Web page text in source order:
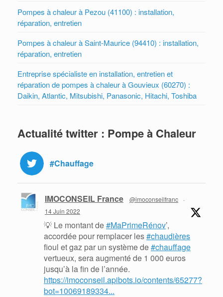
Pompes à chaleur à Pezou (41100) : installation,
réparation, entretien
Pompes à chaleur à Saint-Maurice (94410) : installation,
réparation, entretien
Entreprise spécialiste en installation, entretien et
réparation de pompes à chaleur à Gouvieux (60270) :
Daikin, Atlantic, Mitsubishi, Panasonic, Hitachi, Toshiba
Actualité twitter : Pompe à Chaleur
#Chauffage
IMOCONSEIL France @imoconseilfranc
·
14 Juin 2022
💡 Le montant de#MaPrimeRénov’,
accordée pour remplacer les#chaudières
fioul et gaz par un système de#chauffage
vertueux, sera augmenté de 1 000 euros
jusqu’à la fin de l’année.
https://imoconseil.apibots.io/contents/65277?
bot=10069189334...